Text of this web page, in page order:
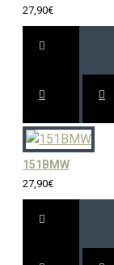
27,90€
151BMW
27,90€